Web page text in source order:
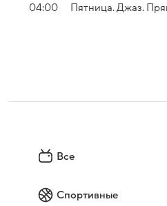
04:00
Пятница. Джаз.
Все
Спортивные